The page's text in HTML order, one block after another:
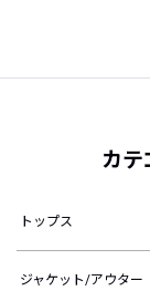
カテ
トップス
ジャケット/アウター